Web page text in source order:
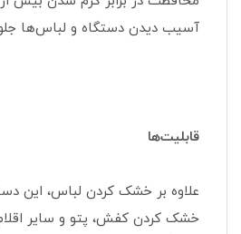
آسیب دیدن دستگاه و لباس‌ها
قابلیت‌ها
علاوه بر خشک کردن لباس، این
خشک کردن کفش، پتو و سایر